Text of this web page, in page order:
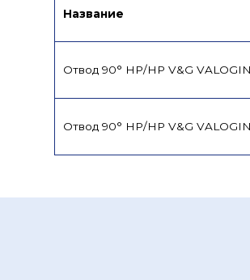
Название
Отвод 90° НР/НР V&G VALOGIN
Отвод 90° НР/НР V&G